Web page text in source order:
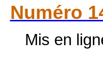
Numéro
Mis en